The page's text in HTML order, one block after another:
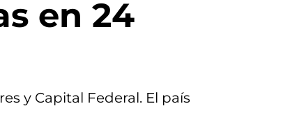
en 24
y Capital Federal. El país